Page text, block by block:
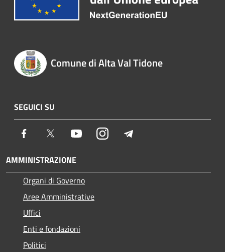
Comune di Alta Val Tidone
SEGUICI SU
Facebook Twitter YoutubeInstagram
AMMINISTRAZIONE
Organi di Governo
Aree Amministrative
Uffici
Enti e fondazioni
Politici